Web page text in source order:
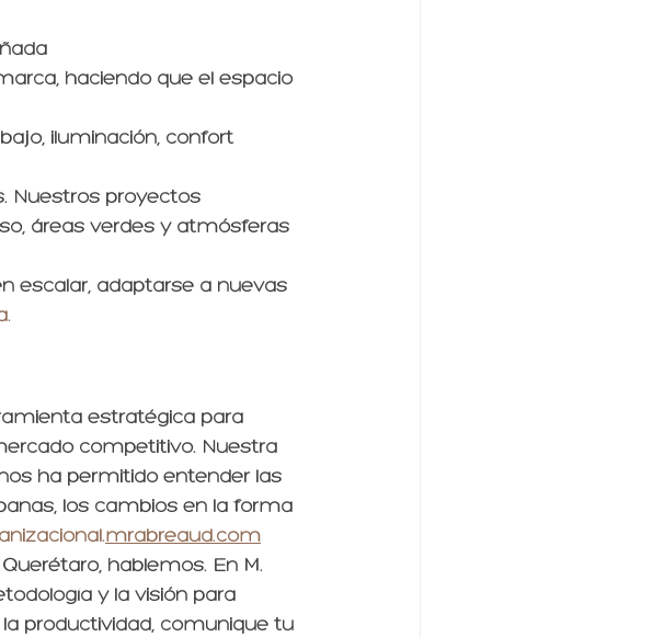
haciendo que el espacio
iluminación, confort
Nuestros proyectos
áreas verdes y atmósferas
escalar, adaptarse a nuevas
estratégica para
competitivo. Nuestra
ha permitido entender las
los cambios en la forma
mrabreaud.com
hablemos. En M.
y la visión para
productividad, comunique tu